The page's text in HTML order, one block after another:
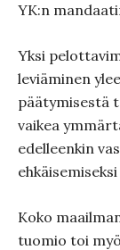
YK:n
Yksi
leviäminen
päätymisestä
vaikea
edelleenkin
Koko
tuomio toi